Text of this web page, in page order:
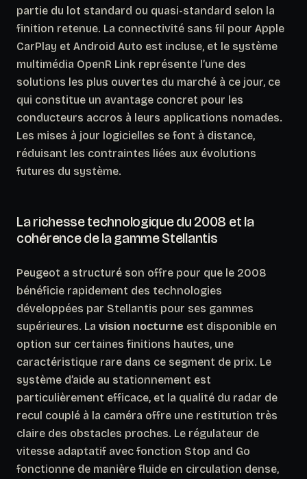
partie du lot standard ou quasi-standard selon la
finition retenue. La connectivité sans fil pour Apple
CarPlay et Android Auto est incluse, et le système
multimédia OpenR Link représente l’une des
solutions les plus ouvertes du marché à ce jour, ce
qui constitue un avantage concret pour les
conducteurs accros à leurs applications nomades.
Les mises à jour logicielles se font à distance,
réduisant les contraintes liées aux évolutions
futures du système.
La richesse technologique du 2008 et la
cohérence de la gamme Stellantis
Peugeot a structuré son offre pour que le 2008
bénéficie rapidement des technologies
développées par Stellantis pour ses gammes
supérieures. La vision nocturne est disponible en
option sur certaines finitions hautes, une
caractéristique rare dans ce segment de prix. Le
système d’aide au stationnement est
particulièrement efficace, et la qualité du radar de
recul couplé à la caméra offre une restitution très
claire des obstacles proches. Le régulateur de
vitesse adaptatif avec fonction Stop and Go
fonctionne de manière fluide en circulation dense,